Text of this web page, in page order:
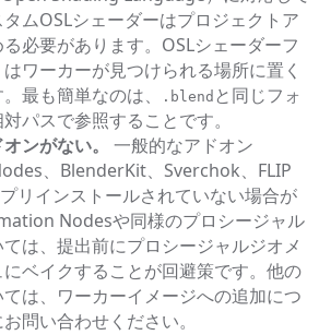
ムOSLシェーダーはプロジェクトア
必要があります。OSLシェーダーフ
はワーカーが見つけられる場所に置く
最も簡単なのは、
.blend と同じフォ
パスで参照することです。
ンがない。
一般的なアドオン
、BlenderKit、Sverchok、FLIP
リインストールされていない場合が
Nodesや同様のプロシージャル
は、提出前にプロシージャルジオメ
にベイクすることが回避策です。他の
は、ワーカーイメージへの追加につ
問い合わせください。